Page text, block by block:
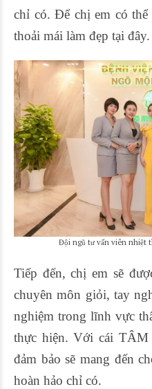
chỉ có. Để chị em có
thoải mái làm đẹp tại đây.
Đội ngũ tư vấn viên nhiệt
Tiếp đến, chị em sẽ
chuyên môn giỏi, tay
nghiệm trong lĩnh vực
thực hiện. Với cái
đảm bảo sẽ mang đến
hoàn hảo chỉ có.